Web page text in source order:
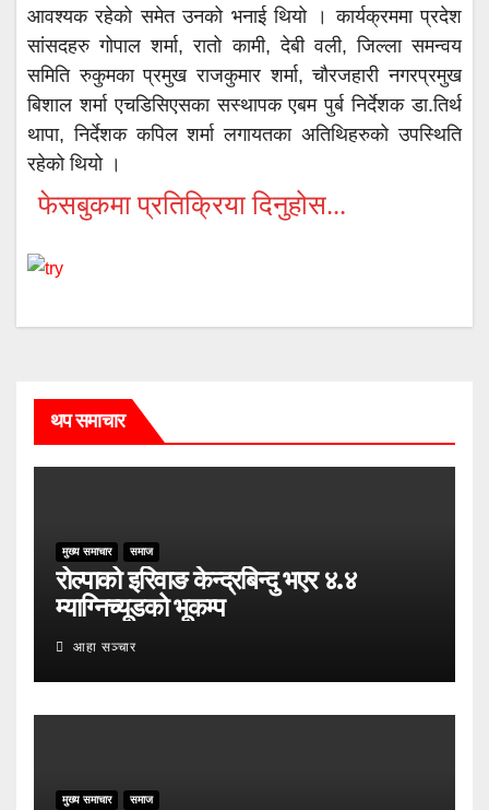
आवश्यक रहेको समेत उनको भनाई थियो । कार्यक्रममा प्रदेश
सांसदहरु गोपाल शर्मा, रातो कामी, देबी वली, जिल्ला समन्वय
समिति रुकुमका प्रमुख राजकुमार शर्मा, चौरजहारी नगरप्रमुख
बिशाल शर्मा एचडिसिएसका सस्थापक एबम पुर्ब निर्देशक डा.तिर्थ
थापा, निर्देशक कपिल शर्मा लगायतका अतिथिहरुको उपस्थिति
रहेको थियो ।
फेसबुकमा प्रतिक्रिया दिनुहोस...
थप समाचार
मुख्य समाचार समाज
रोल्पाको इरिवाङ केन्द्रबिन्दु भएर ४.४
म्याग्निच्यूडको भूकम्प
आहा सञ्चार
मुख्य समाचार समाज